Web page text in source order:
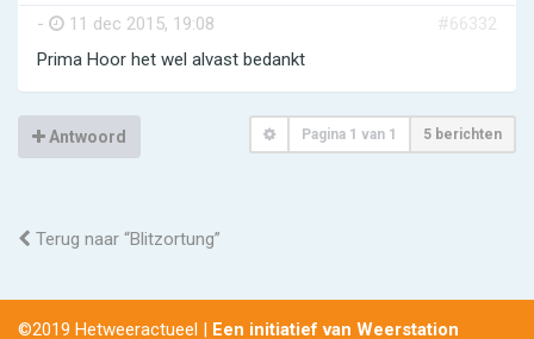
- 11 dec 2015, 19:08
#66332
Prima Hoor het wel alvast bedankt
Antwoord Pagina 1 van 1 5 berichten
Terug naar “Blitzortung”
©2019 Hetweeractueel | Een initiatief van Weerstation